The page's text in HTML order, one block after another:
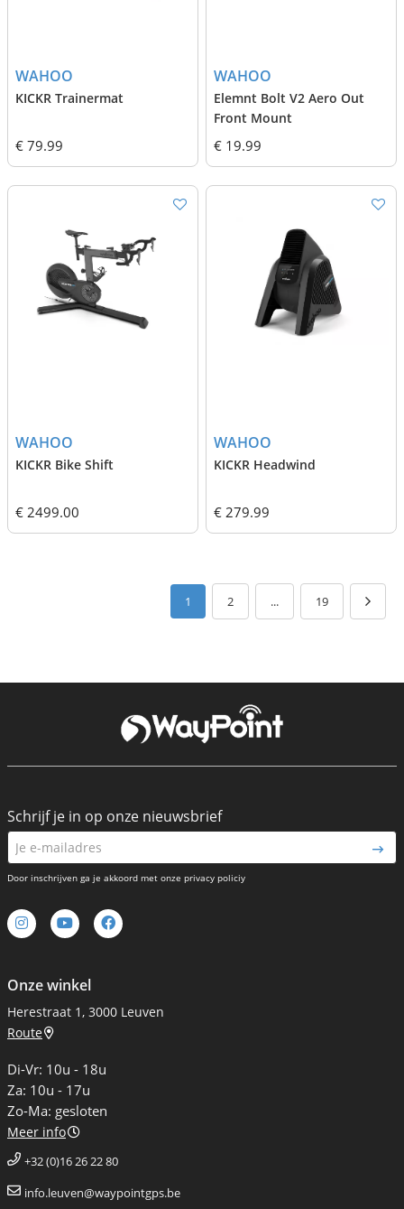
WAHOO
KICKR Trainermat
€ 79.99
WAHOO
Elemnt Bolt V2 Aero Out
Front Mount
€ 19.99
WAHOO
KICKR Bike Shift
€ 2499.00
WAHOO
KICKR Headwind
€ 279.99
1 2 ... 19
Onze winkel
Herestraat 1, 3000 Leuven
Route
Di-Vr: 10u - 18u
Za: 10u - 17u
Zo-Ma: gesloten
Meer info
+32 (0)16 26 22 80
info.leuven@waypointgps.be
Schrijf je in op onze nieuwsbrief
Door inschrijven ga je akkoord met onze privacy policiy